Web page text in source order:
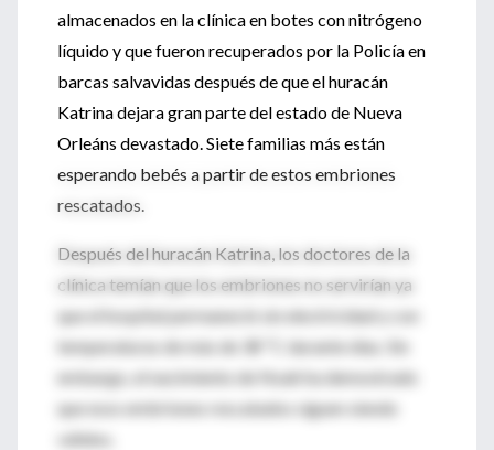
almacenados en la clínica en botes con nitrógeno
líquido y que fueron recuperados por la Policía en
barcas salvavidas después de que el huracán
Katrina dejara gran parte del estado de Nueva
Orleáns devastado. Siete familias más están
esperando bebés a partir de estos embriones
rescatados.
Después del huracán Katrina, los doctores de la
clínica temían que los embriones no servirían ya
que el hospital permaneció sin electricidad y con
temperaturas de más de 38 ºC durante días. Sin
embargo, el nacimiento de Noah ha demostrado
que esos embriones rescatados siguen siendo
válidos.